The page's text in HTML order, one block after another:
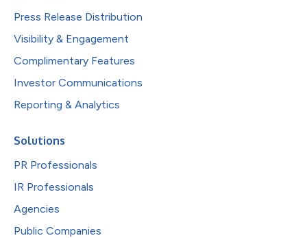
Press Release Distribution
Visibility & Engagement
Complimentary Features
Investor Communications
Reporting & Analytics
Solutions
PR Professionals
IR Professionals
Agencies
Public Companies